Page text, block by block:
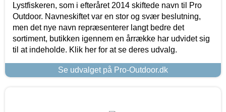
Lystfiskeren, som i efteråret 2014 skiftede navn til Pro
Outdoor. Navneskiftet var en stor og svær beslutning,
men det nye navn repræsenterer langt bedre det
sortiment, butikken igennem en årrække har udvidet sig
til at indeholde. Klik her for at se deres udvalg.
Se udvalget på Pro-Outdoor.dk